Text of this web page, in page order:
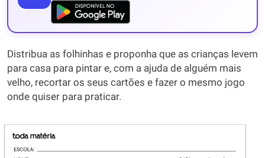
Distribua as folhinhas e proponha que as crianças levem
para casa para pintar e, com a ajuda de alguém mais
velho, recortar os seus cartões e fazer o mesmo jogo
onde quiser para praticar.